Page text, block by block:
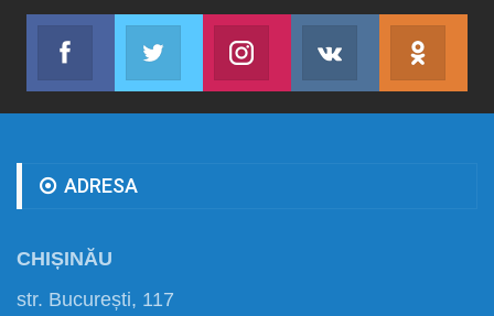
Facebook
Abonează-te
Twitter
Join us on TwitterJoin us on Instagram
Abonează-te
ADRESA
CHIȘINĂU
str. București, 117